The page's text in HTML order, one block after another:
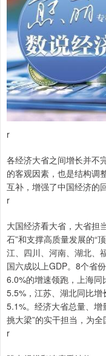
r
各经济大省之间增长并不
的客观因素，也是结构调
互补，增强了中国经济的
r
大国经济看大省，大省担
石”和支撑高质量发展的“
江、四川、河南、湖北、
国六成以上GDP。8个省
6.0%的增速领跑，上海
5.5%，江苏、湖北同比增
5.1%。经济大省总量、增
挑大梁”的实干担当，为全
r